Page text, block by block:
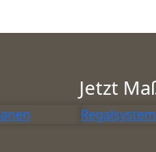
Jetzt